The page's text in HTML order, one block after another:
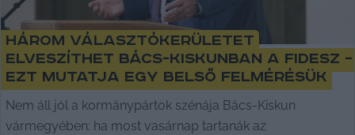
Három választókerületet
elveszíthet Bács-Kiskunban a Fidesz –
ezt mutatja egy belső felmérésük
Nem áll jól a kormánypártok szénája Bács-Kiskun
vármegyében: ha most vasárnap tartanák az